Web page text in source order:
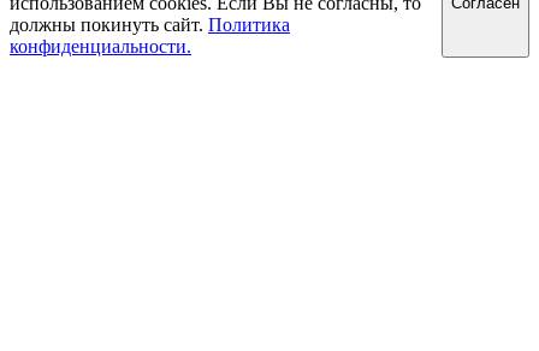
должны покинуть сайт. Политика
конфиденциальности.